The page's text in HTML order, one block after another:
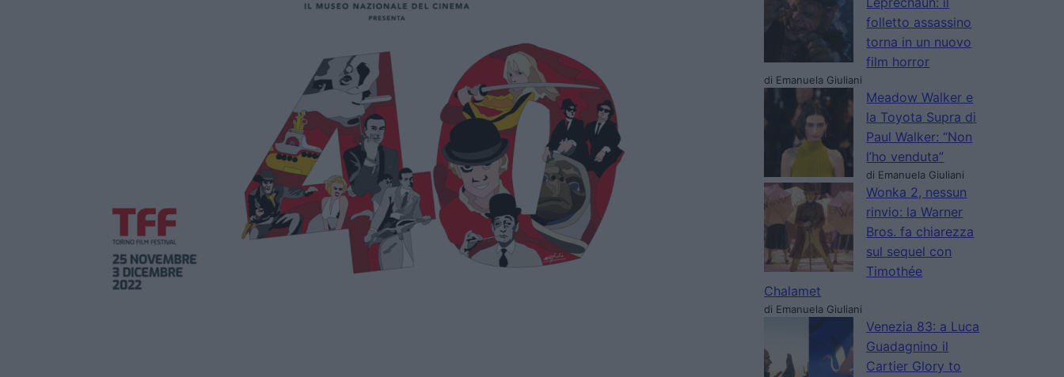
folletto assassino
torna in un nuovo
film horror
di Emanuela Giuliani
Meadow Walker e
la Toyota Supra di
Paul Walker: “Non
l’ho venduta”
di Emanuela Giuliani
Wonka 2, nessun
rinvio: la Warner
Bros. fa chiarezza
sul sequel con
Timothée
Chalamet
di Emanuela Giuliani
Venezia 83: a Luca
Guadagnino il
Cartier Glory to